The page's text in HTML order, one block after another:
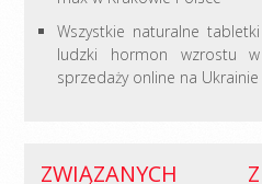
Wszystkie naturalne tabletki
ludzki hormon wzrostu w
sprzedaży online na Ukrainie
ZWIĄZANYCH Z